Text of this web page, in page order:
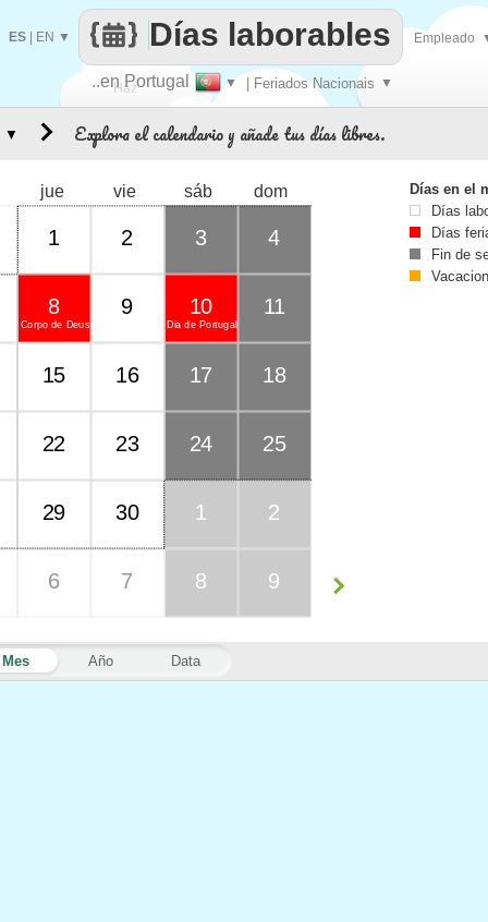
Haz
..en Portugal ▼ | Feriados Nacionais ▼
Días laborables
ES EN ▼ Empleado
Explora el calendario y añade tus días libres.
Mes Año Data
jue vie sáb dom
1 2 3 4
Corpo de Deus
8 9
Dia de Portugal
10 11
15 16 17 18
22 23 24 25
29 30 1 2
6 7 8 9
▼
Días en el
Días
Días
Fin de